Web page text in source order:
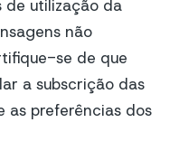
de utilização da
não
se de que
a subscrição das
as preferências dos